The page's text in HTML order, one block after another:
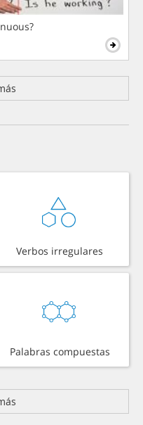
Verbos irregulares
Palabras compuestas